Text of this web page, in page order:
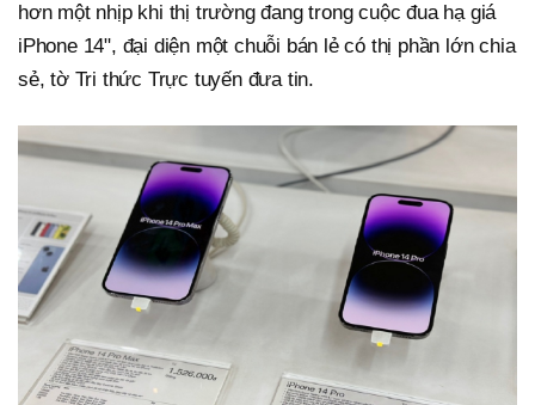
hơn một nhịp khi thị trường đang trong cuộc đua hạ giá
iPhone 14", đại diện một chuỗi bán lẻ có thị phần lớn chia
sẻ, tờ Tri thức Trực tuyến đưa tin.